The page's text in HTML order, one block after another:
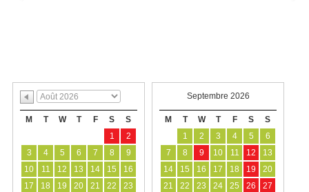
M T W T F S
S
1
2
3
4 5 6 7 8
9
10
11 12 13 14 15
16
17
18 19 20 21 22
23
Septembre 2026
M T W T F S
S
1
2 3 4 5
6
7
8 9 10 11 12
13
14
15 16 17 18 19
20
21
22 23 24 25 26
27